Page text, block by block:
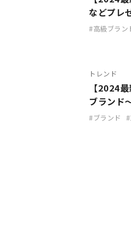
などプレ
高級ブラン
トレンド
【2024
ブランド
ブランド